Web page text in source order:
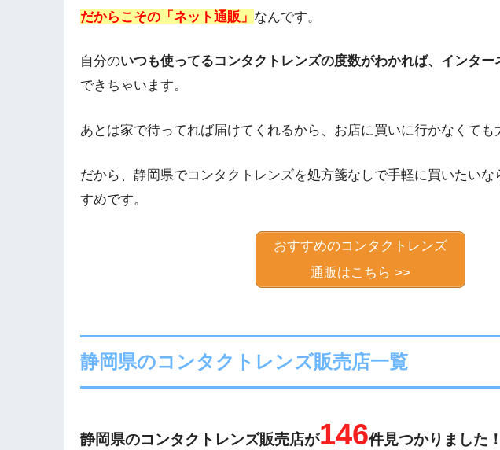
だからこその「ネット通販」 なんです。
自分のいつも使ってるコンタクトレンズの度数がわかれば、インタ
できちゃいます。
あとは家で待ってれば届けてくれるから、お店に買いに行かなくても
だから、静岡県でコンタクトレンズを処方箋なしで手軽に買いたいな
すめです。
おすすめのコンタクトレンズ
通販はこちら >>
静岡県のコンタクトレンズ販売店一覧
静岡県のコンタクトレンズ販売店が146件見つかりました！